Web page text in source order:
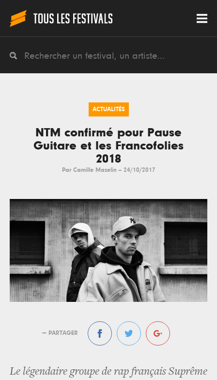
ACTUALITÉS
NTM confirmé pour Pause
Guitare et les Francofolies
2018
Par Camille Mazelin -- 24/10/2017
— PARTAGER
Le légendaire groupe de rap français Suprême